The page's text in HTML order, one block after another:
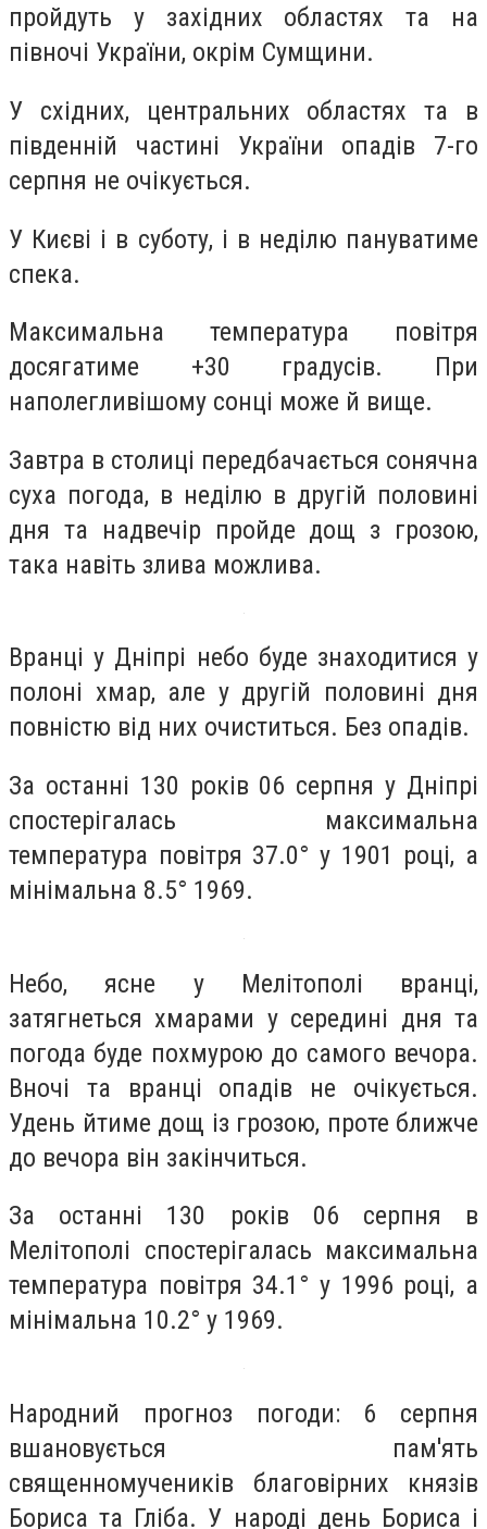
пройдуть у західних областях та на
півночі України, окрім Сумщини.
У східних, центральних областях та в
південній частині України опадів 7-го
серпня не очікується.
У Києві і в суботу, і в неділю пануватиме
спека.
Максимальна температура повітря
досягатиме +30 градусів. При
наполегливішому сонці може й вище.
Завтра в столиці передбачається сонячна
суха погода, в неділю в другій половині
дня та надвечір пройде дощ з грозою,
така навіть злива можлива.
Вранці у Дніпрі небо буде знаходитися у
полоні хмар, але у другій половині дня
повністю від них очиститься. Без опадів.
За останні 130 років 06 серпня у Дніпрі
спостерігалась максимальна
температура повітря 37.0° у 1901 році, а
мінімальна 8.5° 1969.
Небо, ясне у Мелітополі вранці,
затягнеться хмарами у середині дня та
погода буде похмурою до самого вечора.
Вночі та вранці опадів не очікується.
Удень йтиме дощ із грозою, проте ближче
до вечора він закінчиться.
За останні 130 років 06 серпня в
Мелітополі спостерігалась максимальна
температура повітря 34.1° у 1996 році, а
мінімальна 10.2° у 1969.
Народний прогноз погоди: 6 серпня
вшановується пам'ять
священномучеників благовірних князів
Бориса та Гліба. У народі день Бориса і